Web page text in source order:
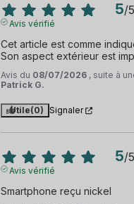
5/5
Avis vérifié
Cet article est comme
Son aspect extérieur est
Avis du 08/07/2026 , suite à
Patrick G.
Utile(0) Signaler
5/5
Avis vérifié
Smartphone reçu nickel